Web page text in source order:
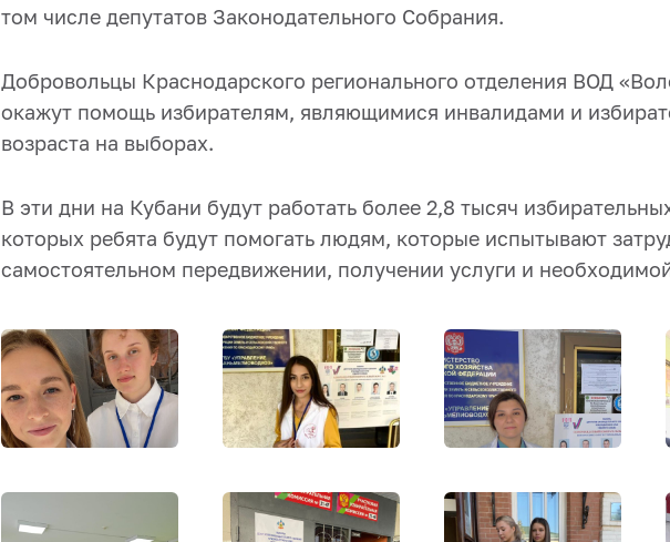
том числе депутатов Законодательного Собрания.
Добровольцы Краснодарского регионального отделения ВОД
окажут помощь избирателям, являющимися инвалидами и
возраста на выборах.
В эти дни на Кубани будут работать более 2,8 тысяч
которых ребята будут помогать людям, которые испытывают
самостоятельном передвижении, получении услуги и